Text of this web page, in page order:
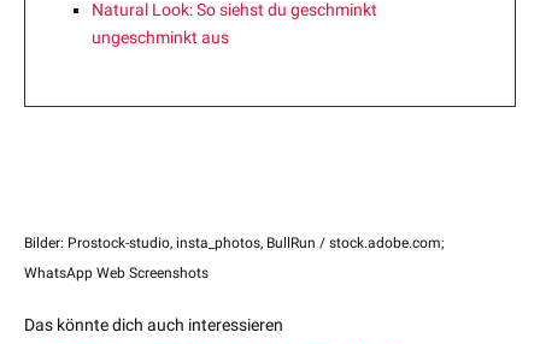
Natural Look: So siehst du geschminkt
ungeschminkt aus
Bilder: Prostock-studio, insta_photos, BullRun / stock.adobe.com;
WhatsApp Web Screenshots
Das könnte dich auch interessieren